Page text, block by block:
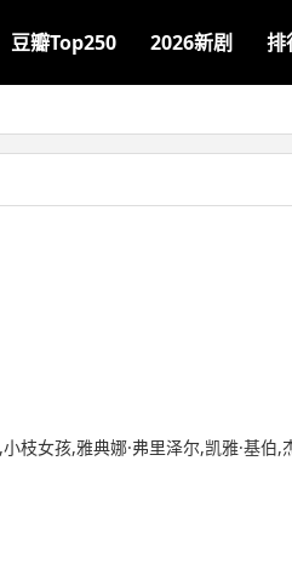
豆瓣Top250 2026新剧 排
枝女孩,雅典娜·弗里泽尔,凯雅·基